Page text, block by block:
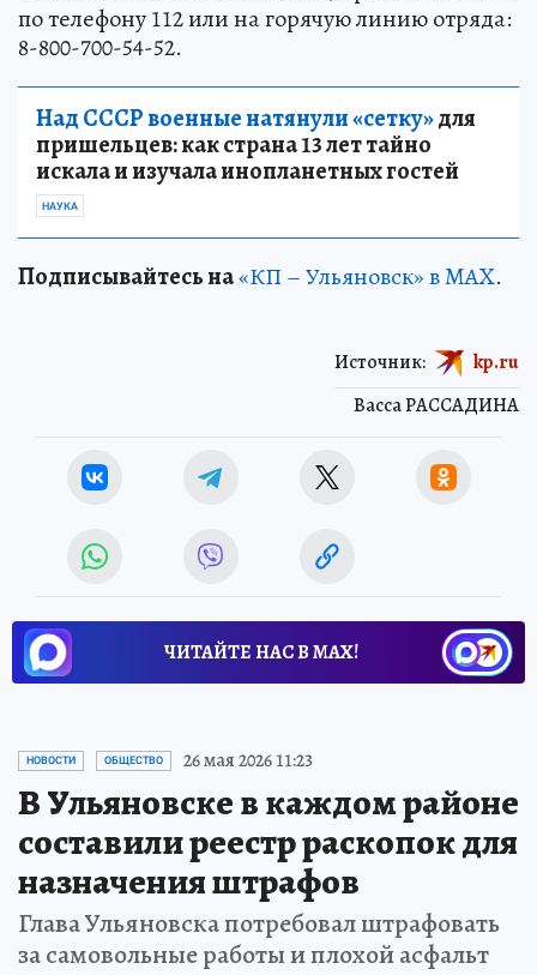
по телефону 112 или на горячую линию отряда:
8-800-700-54-52.
Над СССР военные натянули «сетку»для
пришельцев: как страна 13 лет тайно
искала и изучала инопланетных гостей
НАУКА
Подписывайтесь на«КП – Ульяновск» в MAX.
Васса РАССАДИНА
Источник: kp.ru
ЧИТАЙТЕ НАС В МАХ!
НОВОСТИ ОБЩЕСТВО 26 мая 2026 11:23
В Ульяновске в каждом районе
составили реестр раскопок для
назначения штрафов
Глава Ульяновска потребовал штрафовать
за самовольные работы и плохой асфальт